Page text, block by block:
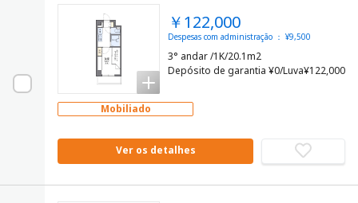
￥122,000
Despesas com administração ： ¥9,500
3° andar /1K/20.1m2
Depósito de garantia ¥0/Luva¥122,000
Mobiliado
Ver os detalhes